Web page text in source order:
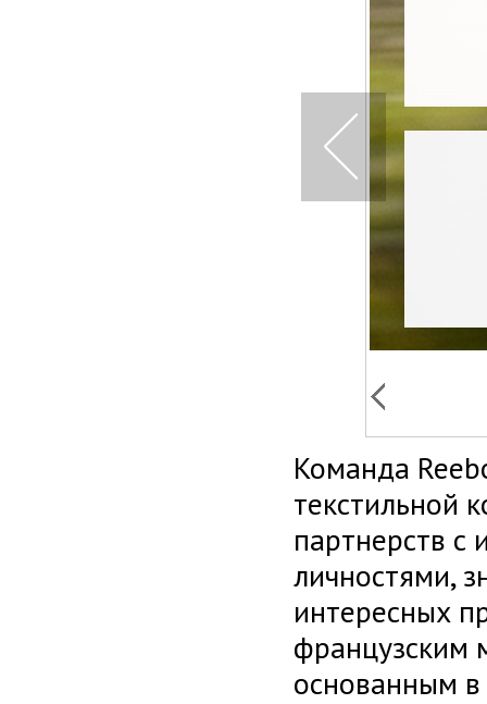
Команда
текстильной
партнерств с
личностями,
интересных
французским
основанным в